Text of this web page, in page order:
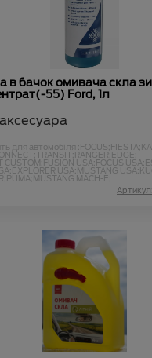
в бачок омивача скла
55) Ford, 1л
для автомобіля :FOCUS;FIESTA;
TRANSIT;RANGER;EDGE;
CUSTOM;FUSION USA;FOCUS USA;
EXPLORER USA;MUSTANG USA;
PUMA;MUSTANG MACH-E;